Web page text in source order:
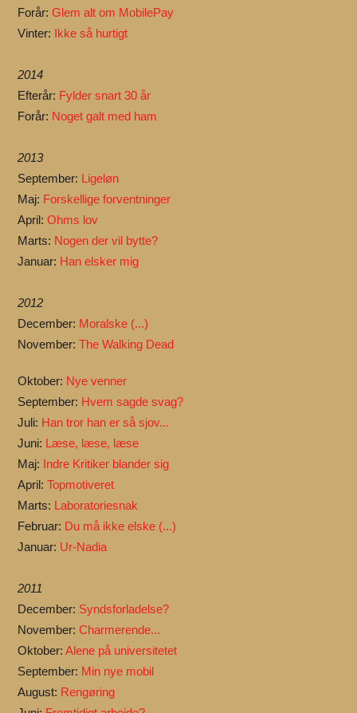
Forår:Glem alt om MobilePay
Vinter: Ikke så hurtigt
2014
Efterår: Fylder snart 30 år
Forår: Noget galt med ham
2013
September: Ligeløn
Maj: Forskellige forventninger
April:Ohms lov
Marts: Nogen der vil bytte?
Januar: Han elsker mig
2012
December: Moralske (...)
November:The Walking Dead
Oktober: Nye venner
September: Hvem sagde svag?
Juli: Han tror han er så sjov...
Juni: Læse, læse, læse
Maj: Indre Kritiker blander sig
April:Topmotiveret
Marts: Laboratoriesnak
Februar: Du må ikke elske (...)
Januar: Ur-Nadia
2011
December: Syndsforladelse?
November:Charmerende...
Oktober:Alene på universitetet
September: Min nye mobil
August: Rengøring